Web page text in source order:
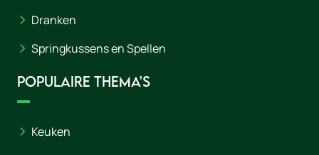
Dranken
Springkussens en Spellen
Populaire thema's
Keuken